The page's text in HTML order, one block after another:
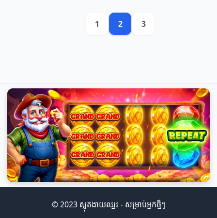
1 2 3
© 2023 ស្លុតងាយឈ្នះ - សម្រាប់អ្នកថ្មីៗ